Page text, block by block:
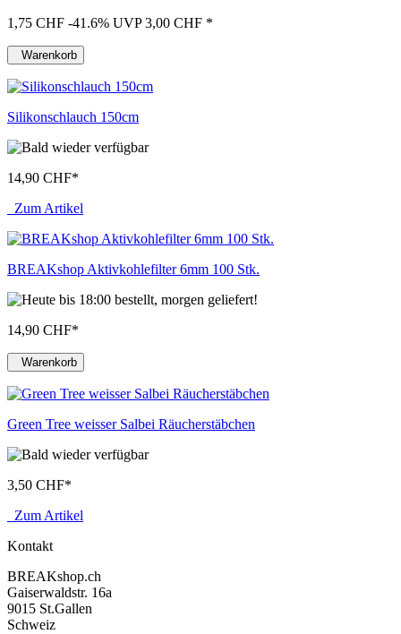
1,75 CHF -41.6% UVP 3,00 CHF *
Warenkorb
Silikonschlauch 150cm
14,90 CHF*
Zum Artikel
BREAKshop Aktivkohlefilter 6mm 100 Stk.
14,90 CHF*
Warenkorb
Green Tree weisser Salbei Räucherstäbchen
3,50 CHF*
Zum Artikel
Kontakt
BREAKshop.ch
Gaiserwaldstr. 16a
9015 St.Gallen
Schweiz